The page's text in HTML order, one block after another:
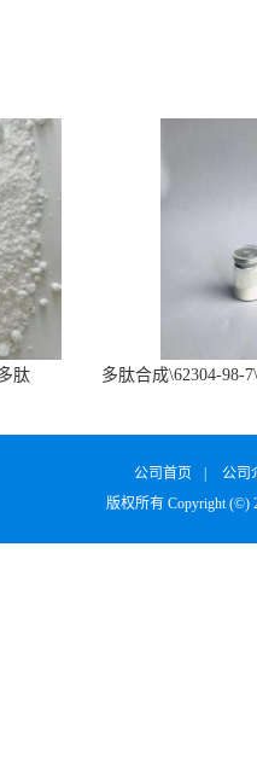
肽
多肽合成\62304-98-
公司首页
公司
版权所有 Copyright (©)